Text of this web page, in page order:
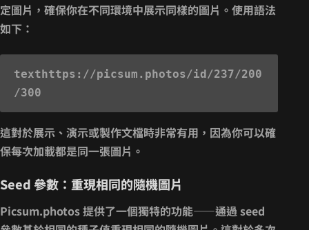
定圖片，確保你在不同環境中展示同樣的圖片。使用語法
如下：
texthttps://picsum.photos/id/237/200
這對於展示、演示或製作文檔時非常有用，因為你可以確
保每次加載都是同一張圖片。
Seed 參數：重現相同的隨機圖片
Picsum.photos 提供了一個獨特的功能——通過seed